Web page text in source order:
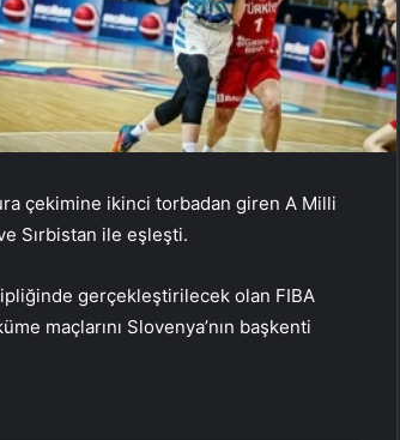
çekimine ikinci torbadan giren A Milli
Sırbistan ile eşleşti.
gerçekleştirilecek olan FIBA
maçlarını Slovenya’nın başkenti